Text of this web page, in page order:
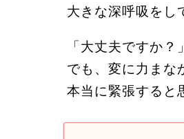
大きな深呼吸をし
「大丈夫ですか？
でも、変に力まな
本当に緊張すると